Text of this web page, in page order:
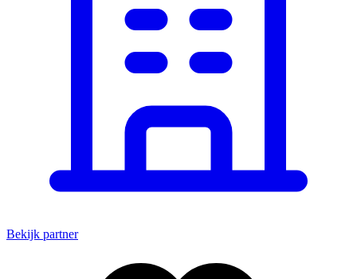
Bekijk partner